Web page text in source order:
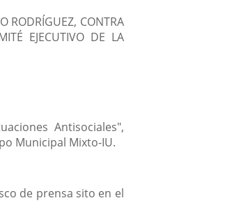
RODRÍGUEZ, CONTRA
EJECUTIVO DE LA
Antisociales",
Municipal Mixto-IU.
de prensa sito en el